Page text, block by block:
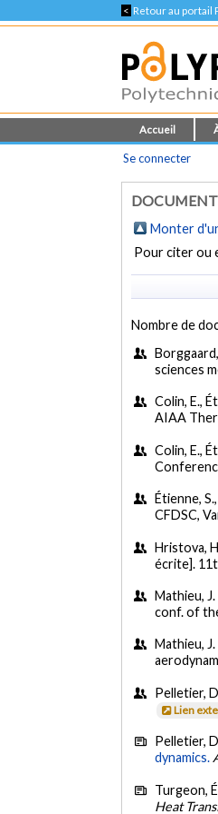
< Retour au portail
Accueil
Se connecter
Monter
Pour citer ou
Nombre de
sciences
Colin, E.,
AIAA
Colin, E.,
Étienne,
CFDSC,
Hristova,
écrite].
Mathieu,
conf. of
Mathieu,
Pelletier,
Lien
Pelletier,
dynamics.
Turgeon,
Heat